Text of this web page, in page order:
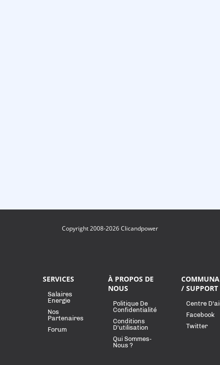
Copyright 2008-2026 Clicandpower
SERVICES
Salaires
Energie
Nos
Partenaires
Forum
À PROPOS DE
NOUS
Politique De
Confidentialité
Conditions
D'utilisation
Qui Sommes-
Nous ?
/ SUPPORT
Centre
Facebook
Twitter